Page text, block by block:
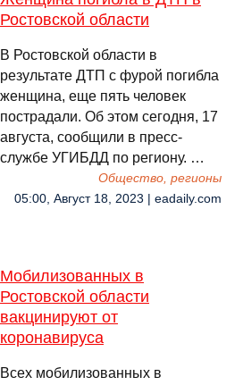
Ростовской области
В Ростовской области в
результате ДТП с фурой погибла
женщина, еще пять человек
пострадали. Об этом сегодня, 17
августа, сообщили в пресс-
службе УГИБДД по региону. …
Общество, регионы
05:00, Август 18, 2023 | eadaily.com
Мобилизованных в
Ростовской области
вакцинируют от
коронавируса
Всех мобилизованных в